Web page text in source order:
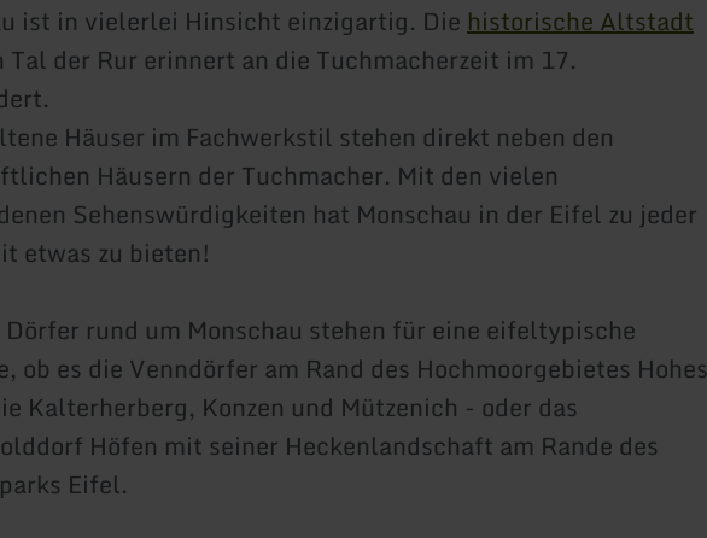
ist in vielerlei Hinsicht einzigartig. Diehistorische Altstadt
Tal der Rur erinnert an die Tuchmacherzeit im 17.
Häuser im Fachwerkstil stehen direkt neben den
Häusern der Tuchmacher. Mit den vielen
Sehenswürdigkeiten hat Monschau in der Eifel zu jeder
etwas zu bieten!
rund um Monschau stehen für eine eifeltypische
ob es die Venndörfer am Rand des Hochmoorgebietes Hohes
Kalterherberg, Konzen und Mützenich - oder das
Höfen mit seiner Heckenlandschaft am Rande des
Eifel.